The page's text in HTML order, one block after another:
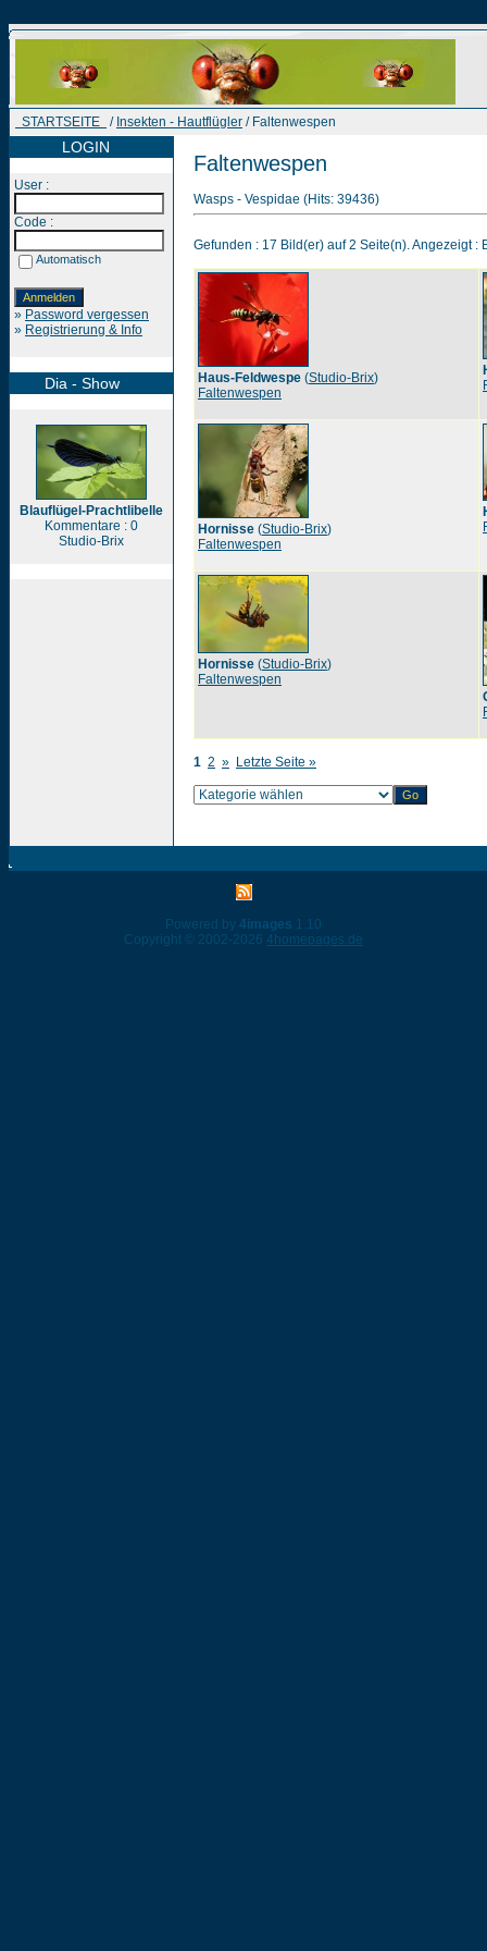
STARTSEITE / Insekten - Hautflügler / Faltenwespen
LOGIN
User :
Code :
Automatisch
» Password vergessen
» Registrierung & Info
Dia - Show
Blauflügel-Prachtlibelle
Kommentare : 0
Studio-Brix
Faltenwespen
Wasps - Vespidae (Hits: 39436)
Gefunden : 17 Bild(er) auf 2 Seite(n). Angezeigt :
Haus-Feldwespe (Studio-Brix)
Faltenwespen
Hornisse (Studio-Brix)
Faltenwespen
Hornisse (Studio-Brix)
Faltenwespen
1 2 » Letzte Seite »
Powered by 4images 1.10
Copyright © 2002-2026 4homepages.de